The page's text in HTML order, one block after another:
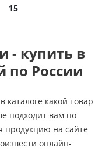
15
- купить в
по России
каталоге какой товар
подходит вам по
продукцию на сайте
онлайн-